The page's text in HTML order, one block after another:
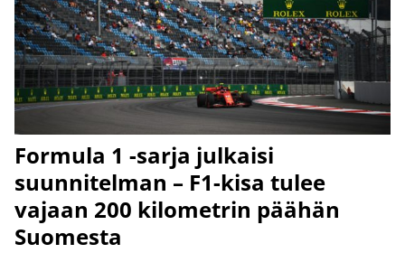
Formula 1 -sarja julkaisi
suunnitelman – F1-kisa tulee
vajaan 200 kilometrin päähän
Suomesta